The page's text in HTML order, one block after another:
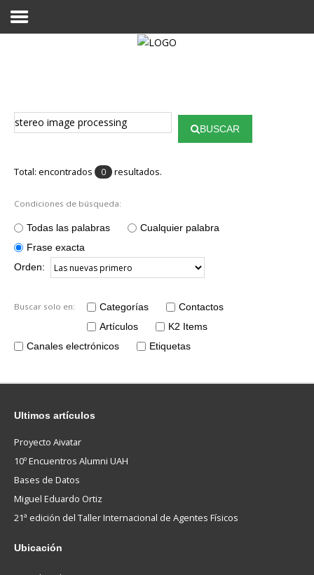
BUSCAR
Total: encontrados 0 resultados.
Condiciones de búsqueda:
Todas las palabras
Cualquier palabra
Frase exacta
Orden:
Buscar solo en: Categorías
Contactos
Artículos
K2 Items
Canales electrónicos
Etiquetas
Ultimos artículos
Proyecto Aivatar
10º Encuentros Alumni UAH
Bases de Datos
Miguel Eduardo Ortiz
21ª edición del Taller Internacional de Agentes Físicos
Ubicación